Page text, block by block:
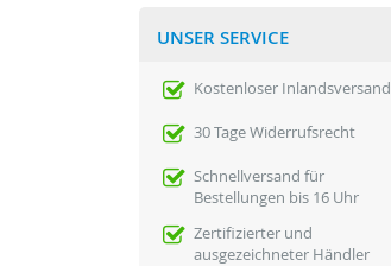
UNSER SERVICE
Kostenloser Inlandsversand
30 Tage Widerrufsrecht
Schnellversand für
Bestellungen bis 16 Uhr
Zertifizierter und
ausgezeichneter Händler